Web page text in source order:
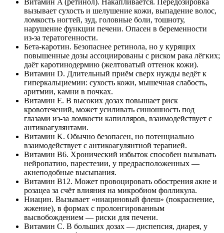
Витамин A (ретинол). Накапливается. Передозировка
вызывает сухость и шелушение кожи, выпадение волос,
ломкость ногтей, зуд, головные боли, тошноту,
нарушение функции печени. Опасен в беременности
из‑за тератогенности.
Бета‑каротин. Безопаснее ретинола, но у курящих
повышенные дозы ассоциированы с риском рака лёгких;
даёт каротинодермию (желтоватый оттенок кожи).
Витамин D. Длительный приём сверх нужды ведёт к
гиперкальциемии: сухость кожи, мышечная слабость,
аритмии, камни в почках.
Витамин E. В высоких дозах повышает риск
кровотечений, может усиливать синюшность под
глазами из‑за ломкости капилляров, взаимодействует с
антикоагулянтами.
Витамин K. Обычно безопасен, но потенциально
взаимодействует с антикоагулянтной терапией.
Витамин B6. Хронический избыток способен вызывать
нейропатию, парестезии, у предрасположенных —
акнеподобные высыпания.
Витамин B12. Может провоцировать обострения акне и
розацеа за счёт влияния на микробиом фолликула.
Ниацин. Вызывает «ниациновый флеш» (покраснение,
жжение), в формах с пролонгированным
высвобождением — риски для печени.
Витамин C. В больших дозах — диспепсия, диарея, у